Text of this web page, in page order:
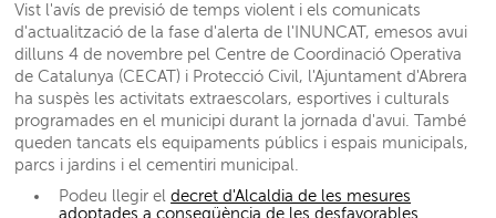
Vist l'avís de previsió de temps violent i els comunicats
d'actualització de la fase d'alerta de l'INUNCAT, emesos avui
dilluns 4 de novembre pel Centre de Coordinació Operativa
de Catalunya (CECAT) i Protecció Civil, l'Ajuntament d'Abrera
ha suspès les activitats extraescolars, esportives i culturals
programades en el municipi durant la jornada d'avui. També
queden tancats els equipaments públics i espais municipals,
parcs i jardins i el cementiri municipal.
Podeu llegir eldecret d'Alcaldia de les mesures
adoptades a conseqüència de les desfavorables